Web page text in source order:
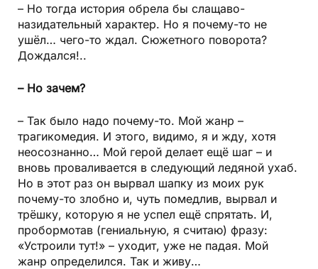
– Но тогда история обрела бы слащаво-
назидательный характер. Но я почему-то не
ушёл… чего-то ждал. Сюжетного поворота?
Дождался!..
– Но зачем?
– Так было надо почему-то. Мой жанр –
трагикомедия. И этого, видимо, я и жду, хотя
неосознанно… Мой герой делает ещё шаг – и
вновь проваливается в следующий ледяной ухаб.
Но в этот раз он вырвал шапку из моих рук
почему-то злобно и, чуть помедлив, вырвал и
трёшку, которую я не успел ещё спрятать. И,
пробормотав (гениальную, я считаю) фразу:
«Устроили тут!» – уходит, уже не падая. Мой
жанр определился. Так и живу…